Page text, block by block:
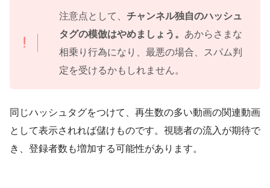
注意点として、 チャンネル独自のハッシュ
タグの模倣はやめましょう。 あからさまな
相乗り行為になり、最悪の場合、スパム判
定を受けるかもしれません。
同じハッシュタグをつけて、再生数の多い動画の関連動画
として表示されれば儲けものです。視聴者の流入が期待で
き、登録者数も増加する可能性があります。